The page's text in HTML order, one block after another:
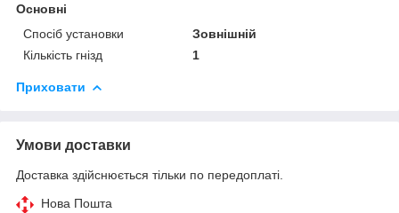
Основні
Спосіб установки
Зовнішній
Кількість гнізд
1
Приховати
Умови доставки
Доставка здійснюється тільки по передоплаті.
Нова Пошта